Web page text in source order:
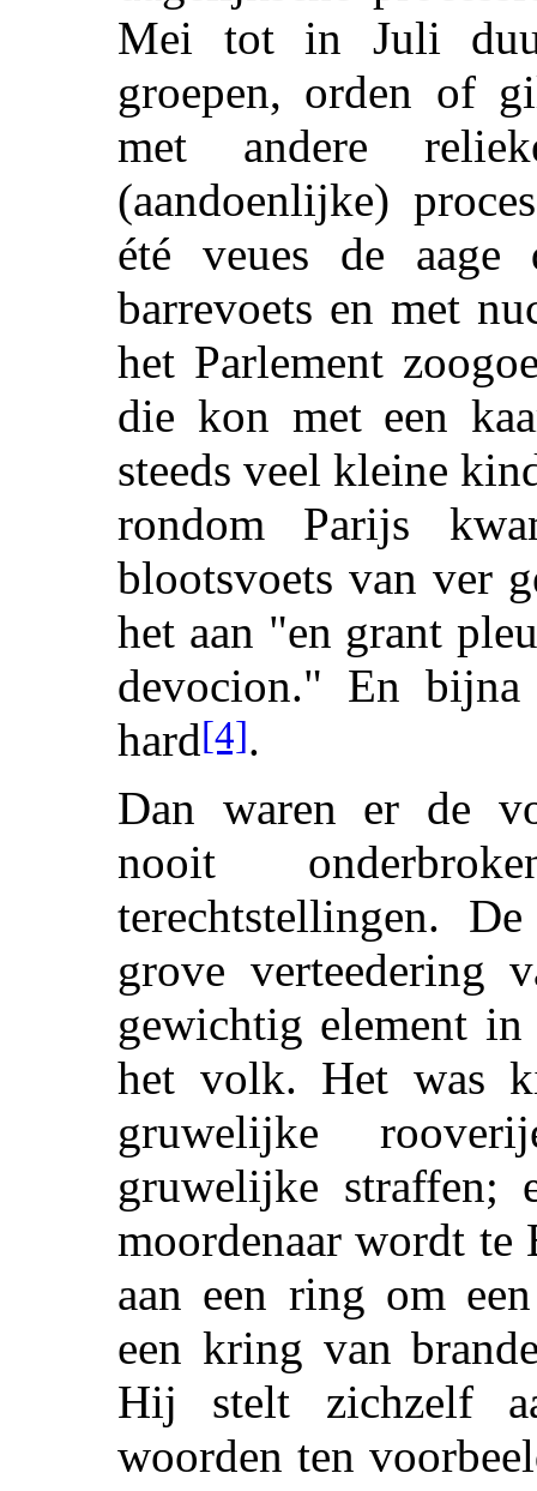
Mei tot in Juli
groepen, orden of
met andere
(aandoenlijke)
été veues de
barrevoets en met
het Parlement
die kon met een
steeds veel kleine
rondom Parijs
blootsvoets van ver
het aan "en grant
devocion." En
hard[4].
Dan waren er de
nooit
terechtstellingen.
grove verteedering
gewichtig element
het volk. Het was
gruwelijke
gruwelijke straffen;
moordenaar wordt te
aan een ring om
een kring van
Hij stelt zichzelf
woorden ten